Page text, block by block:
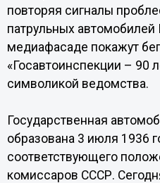
повторяя сигналы
патрульных автомобилей
медиафасаде покажут
«Госавтоинспекции – 90
символикой ведомства.
Государственная
образована 3 июля 1936
соответствующего
комиссаров СССР.